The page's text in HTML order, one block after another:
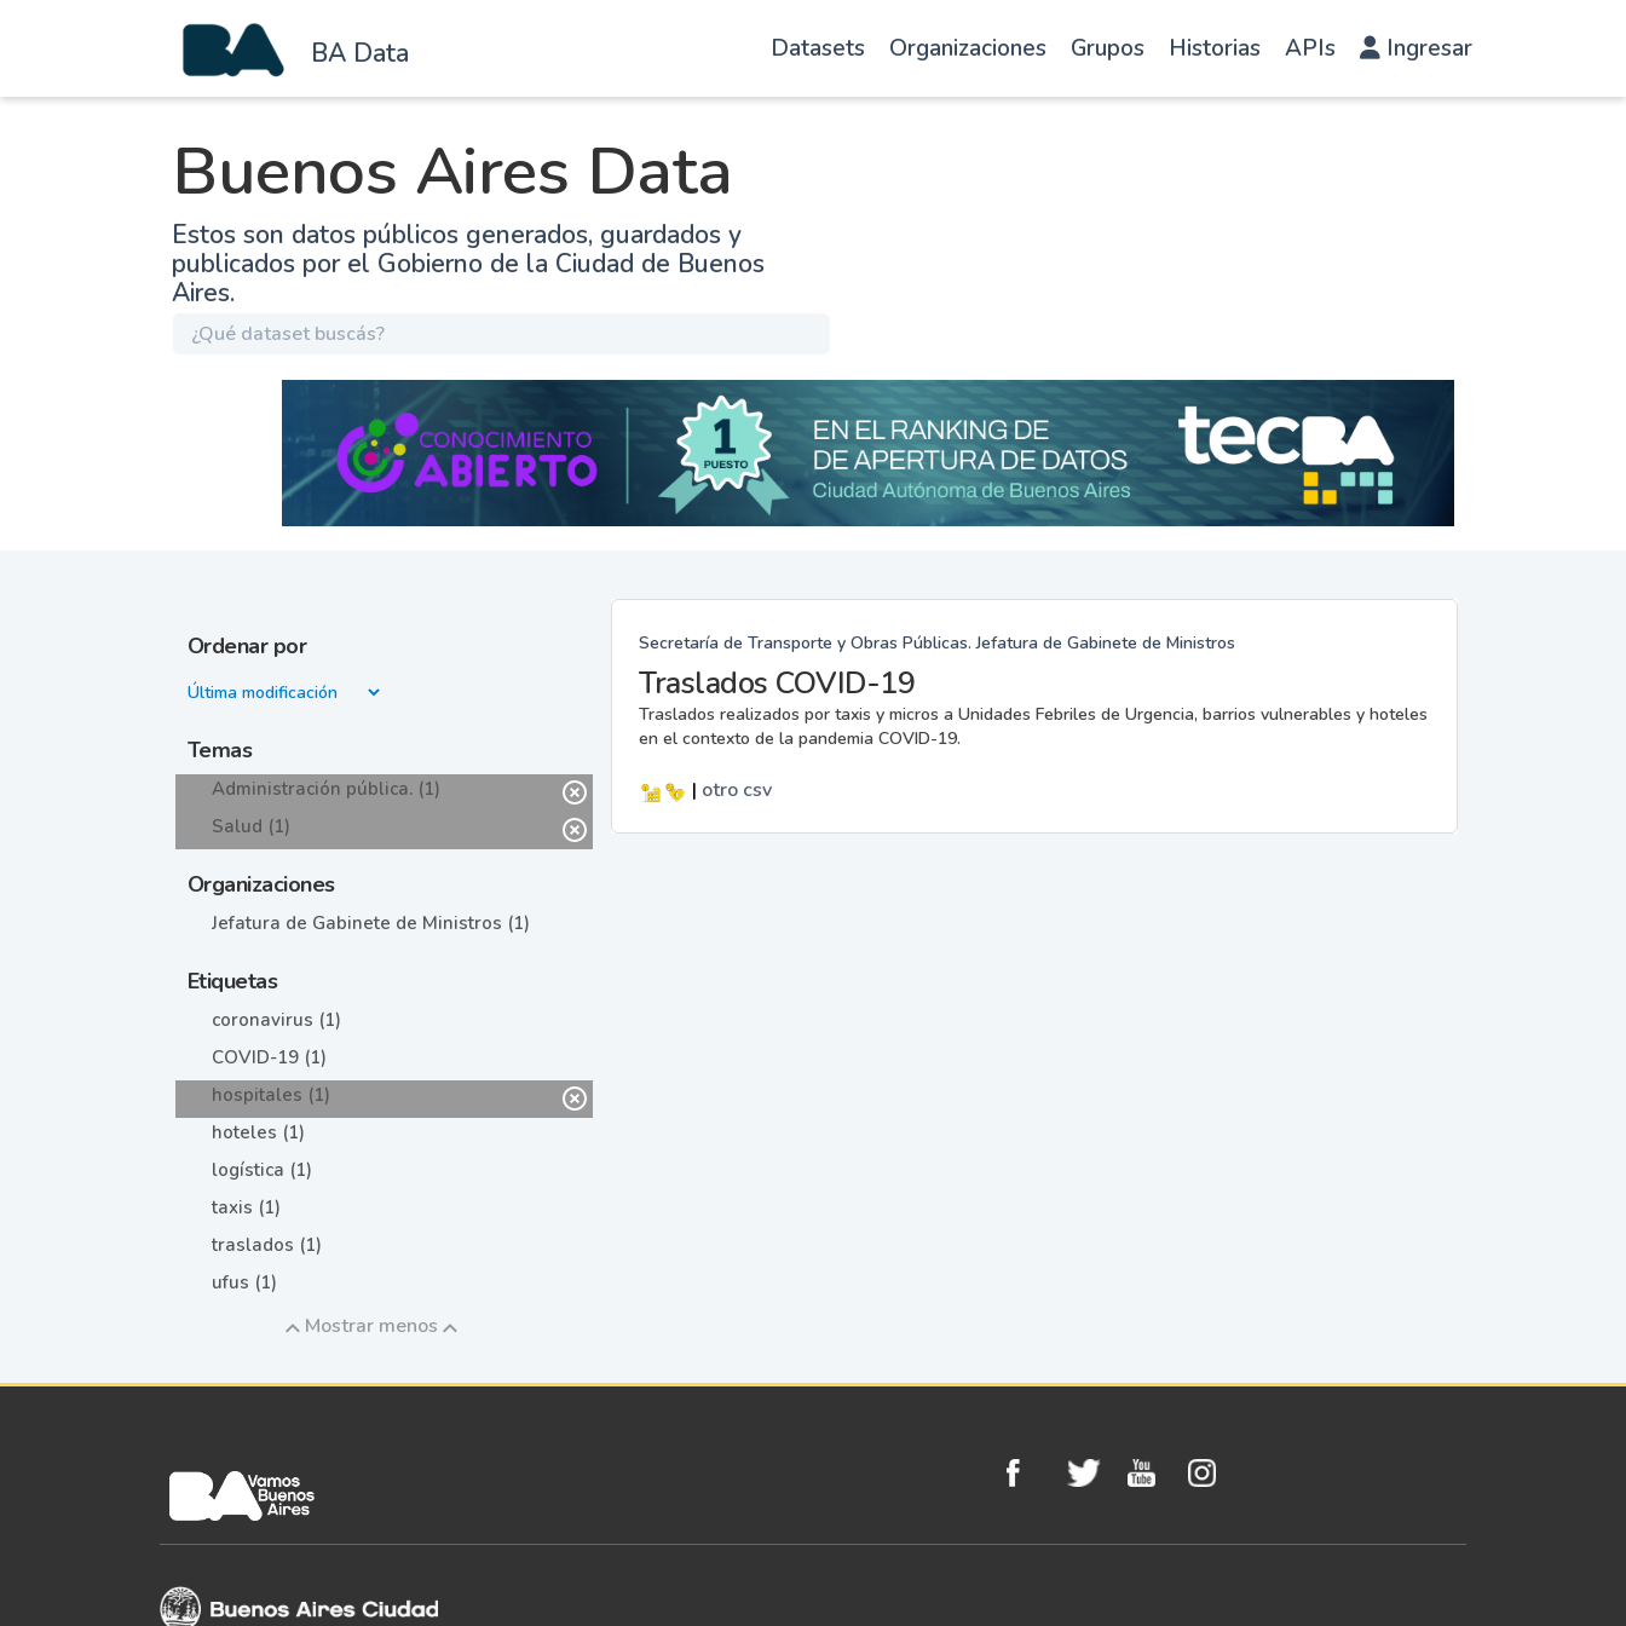
BA Data Datasets Organizaciones Grupos Historias APIs Ingresar
Buenos Aires Data
Estos son datos públicos generados, guardados y
publicados por el Gobierno de la Ciudad de Buenos
Aires.
Ordenar por
Temas
Administración pública. (1)
Salud (1)
Organizaciones
Jefatura de Gabinete de Ministros (1)
Etiquetas
coronavirus (1)
COVID-19 (1)
hospitales (1)
hoteles (1)
logística (1)
taxis (1)
traslados (1)
ufus (1)
Mostrar menos
Secretaría de Transporte y Obras Públicas. Jefatura de Gabinete de Ministros
Traslados COVID-19
Traslados realizados por taxis y micros a Unidades Febriles de Urgencia, barrios vulnerables y hoteles
en el contexto de la pandemia COVID-19.
| otro csv